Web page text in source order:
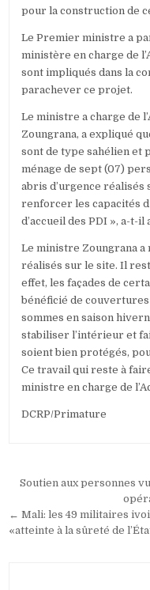
pour la construction de
Le Premier ministre a
ministère en charge de
sont impliqués dans la
parachever ce projet.
Le ministre a charge de
Zoungrana, a expliqué
sont de type sahélien et
ménage de sept (07)
abris d’urgence réalisés
renforcer les capacités
d’accueil des PDI », a-t-il
Le ministre Zoungrana a
réalisés sur le site. Il
effet, les façades de
bénéficié de
sommes en saison
stabiliser l’intérieur et
soient bien protégés,
Ce travail qui reste à
ministre en charge de
DCRP/Primature
Navigation
de
l’article
Soutien aux personnes
← Mali: les 49 militaires
«atteinte à la sûreté de